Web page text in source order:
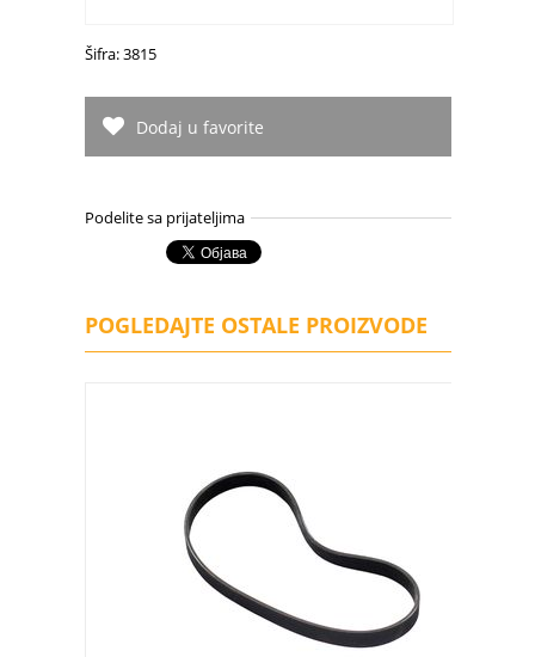
Šifra: 3815
Dodaj u favorite
Podelite sa prijateljima
POGLEDAJTE OSTALE PROIZVODE